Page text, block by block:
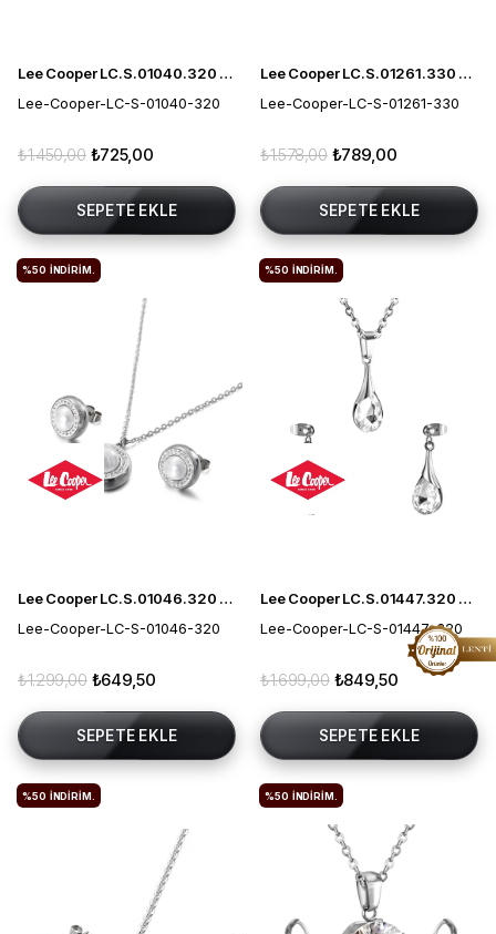
Lee Cooper LC.S.01040.320 Kadın Takı Seti
Lee-Cooper-LC-S-01040-320
₺725,00
₺1.450,00
SEPETE EKLE
Lee Cooper LC.S.01261.330 Kadın Takı Seti
Lee-Cooper-LC-S-01261-330
₺789,00
₺1.578,00
SEPETE EKLE
Lee Cooper LC.S.01046.320 Kadın Takı Seti
Lee-Cooper-LC-S-01046-320
₺649,50
₺1.299,00
SEPETE EKLE
%50 İNDIRIM.
Lee Cooper LC.S.01447.320 Kadın Takı Seti
Lee-Cooper-LC-S-01447-320
₺849,50
₺1.699,00
SEPETE EKLE
%50 İNDIRIM.
%50 İNDIRIM. %50 İNDIRIM.